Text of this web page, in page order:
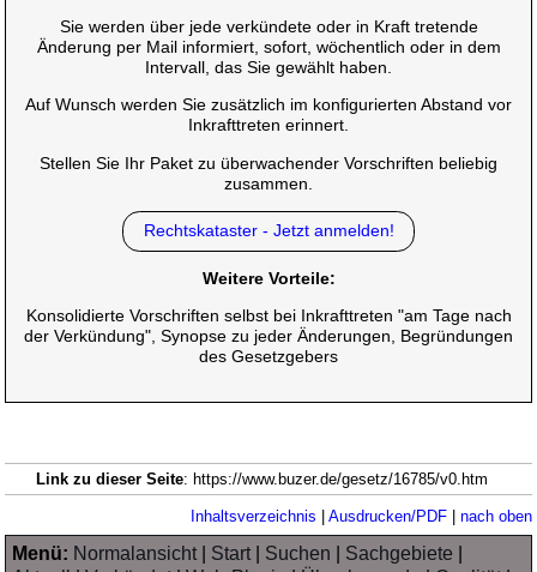
Sie werden über jede verkündete oder in Kraft tretende
Änderung per Mail informiert, sofort, wöchentlich oder in dem
Intervall, das Sie gewählt haben.
Auf Wunsch werden Sie zusätzlich im konfigurierten Abstand vor
Inkrafttreten erinnert.
Stellen Sie Ihr Paket zu überwachender Vorschriften beliebig
zusammen.
Rechtskataster - Jetzt anmelden!
Weitere Vorteile:
Konsolidierte Vorschriften selbst bei Inkrafttreten "am Tage nach
der Verkündung", Synopse zu jeder Änderungen, Begründungen
des Gesetzgebers
Link zu dieser Seite: https://www.buzer.de/gesetz/16785/v0.htm
Inhaltsverzeichnis Ausdrucken/PDF| nach oben
Menü: Normalansicht| Start| Suchen Sachgebiete